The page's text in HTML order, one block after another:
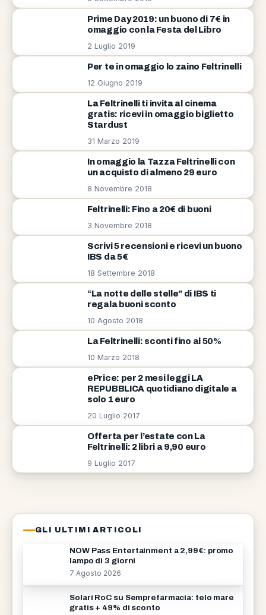
Prime Day 2019: un buono di 7€ in
omaggio con la Festa del Libro
2 Luglio 2019
Per te in omaggio lo zaino Feltrinelli
12 Giugno 2019
La Feltrinelli ti invita al cinema
gratis: ricevi in omaggio biglietto
Stardust
31 Marzo 2019
In omaggio la Tazza Feltrinelli con
un acquisto di almeno 29 euro
8 Novembre 2018
Feltrinelli: Fino a 20€ di buoni
3 Novembre 2018
Scrivi 5 recensioni e ricevi un buono
IBS da 5€
18 Settembre 2018
“La notte delle stelle” di IBS ti
regala buoni sconto
10 Agosto 2018
La Feltrinelli: sconti fino al 50%
10 Marzo 2018
ePrice: per 2 mesi leggi LA
REPUBBLICA quotidiano digitale a
solo 1 euro
20 Luglio 2017
Offerta per l’estate con La
Feltrinelli: 2 libri a 9,90 euro
9 Luglio 2017
GLI ULTIMI ARTICOLI
NOW Pass Entertainment a 2,99€: promo
lampo di 3 giorni
7 Agosto 2026
Solari RoC su Semprefarmacia: telo mare
gratis + 49% di sconto